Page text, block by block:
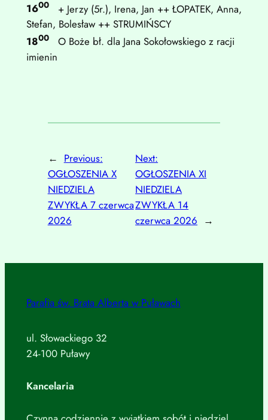
1600
+ Jerzy (5r.), Irena, Jan ++ ŁOPATEK, Anna,
Stefan, Bolesław ++ STRUMIŃSCY
1800O Boże bł. dla Jana Sokołowskiego z racji
imienin
← Previous:
OGŁOSZENIA X
NIEDZIELA
ZWYKŁA 7 czerwca
2026
Next:
OGŁOSZENIA XI
NIEDZIELA
ZWYKŁA 14
czerwca 2026 →
Parafia św. Brata Alberta w Puławach
ul. Słowackiego 32
24-100 Puławy
Kancelaria